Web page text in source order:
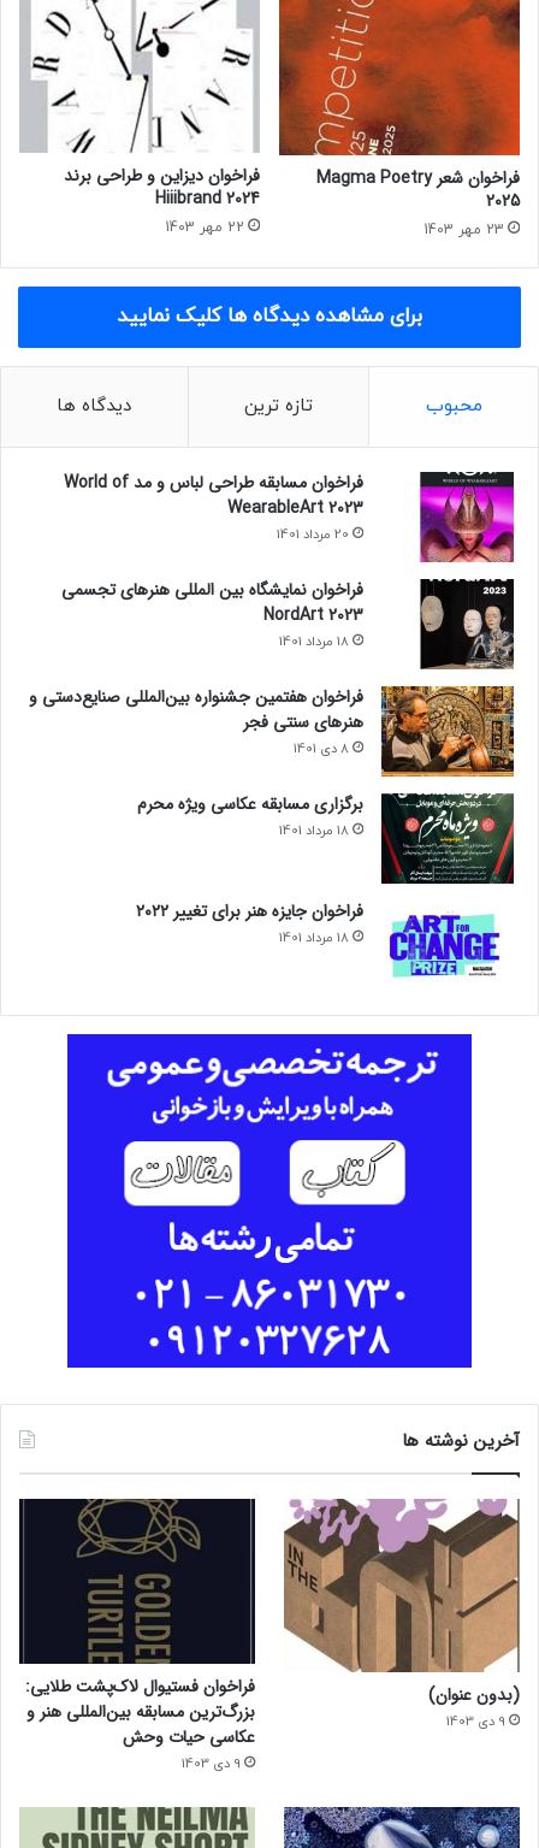
ا
ه
o
n
d
a
r
e
r
۲
۲
فراخوان شعر Magma Poetry
2025
23 مهر 1403
فراخوان دیزاین و طراحی برند
Hiiibrand 2024
22 مهر 1403
برای مشاهده دیدگاه ها کلیک نمایید
محبوب تازه ترین دیدگاه ها
فراخوان مسابقه طراحی لباس و مد World of
WearableArt 2023
20 مرداد 1401
فراخوان نمایشگاه بین المللی هنرهای تجسمی
NordArt 2023
18 مرداد 1401
فراخوان هفتمین جشنواره بین‌المللی صنایع‌دستی و
هنرهای سنتی فجر
8 دی 1401
برگزاری مسابقه عکاسی ویژه محرم
18 مرداد 1401
فراخوان جایزه هنر برای تغییر ۲۰۲۲
18 مرداد 1401
آخرین نوشته ها
(بدون عنوان)
9 دی 1403
فراخوان فستیوال لاک‌پشت طلایی:
بزرگ‌ترین مسابقه بین‌المللی هنر و
عکاسی حیات وحش
9 دی 1403